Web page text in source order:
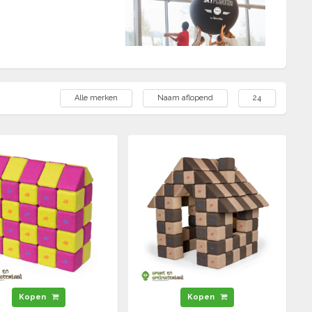
Alle merken Naam aflopend 24
Kopen Kopen